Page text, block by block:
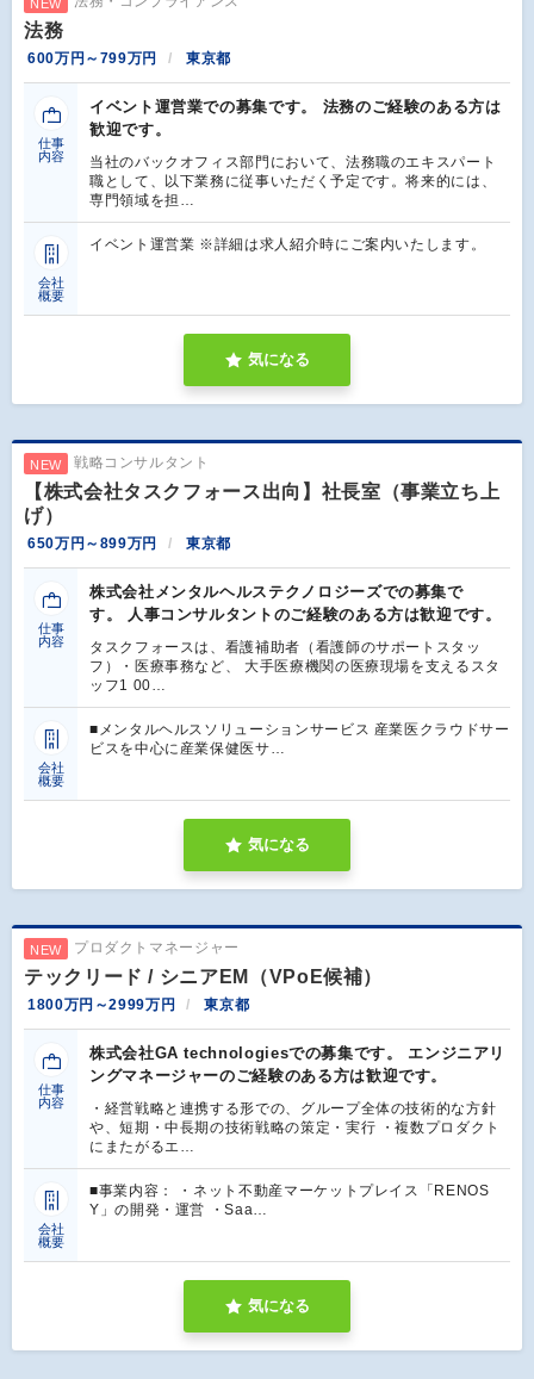
NEW
法務
600万円～799万円 東京都
仕事
内容
イベント運営業での募集です。 法務のご経験のある方は
歓迎です。
当社のバックオフィス部門において、法務職のエキスパート
職として、以下業務に従事いただく予定です。将来的には、
専門領域を担…
会社
概要
イベント運営業 ※詳細は求人紹介時にご案内いたします。
気になる
NEW 戦略コンサルタント
【株式会社タスクフォース出向】社長室（事業立ち上
げ）
650万円～899万円 東京都
仕事
内容
株式会社メンタルヘルステクノロジーズでの募集で
す。 人事コンサルタントのご経験のある方は歓迎です。
タスクフォースは、看護補助者（看護師のサポートスタッ
フ）・医療事務など、 大手医療機関の医療現場を支えるスタ
ッフ1 00…
会社
概要
■メンタルヘルスソリューションサービス 産業医クラウドサー
ビスを中心に産業保健医サ…
気になる
NEW プロダクトマネージャー
テックリード / シニアEM（VPoE候補）
1800万円～2999万円 東京都
仕事
内容
株式会社GA technologiesでの募集です。 エンジニアリ
ングマネージャーのご経験のある方は歓迎です。
・経営戦略と連携する形での、グループ全体の技術的な方針
や、短期・中長期の技術戦略の策定・実行 ・複数プロダクト
にまたがるエ…
会社
概要
■事業内容： ・ネット不動産マーケットプレイス「RENOS
Y」の開発・運営 ・Saa…
気になる